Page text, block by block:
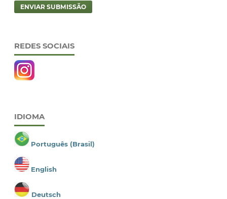
ENVIAR SUBMISSÃO
REDES SOCIAIS
IDIOMA
Português (Brasil)
English
Deutsch